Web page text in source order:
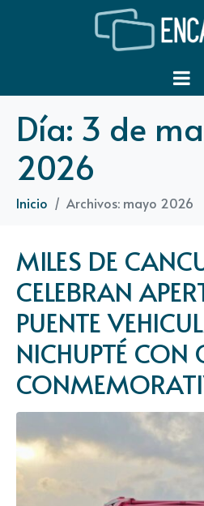
Día: 3 de
2026
Inicio Archivos: mayo 2026
MILES DE
CELEBRAN
PUENTE
NICHUPTÉ CON